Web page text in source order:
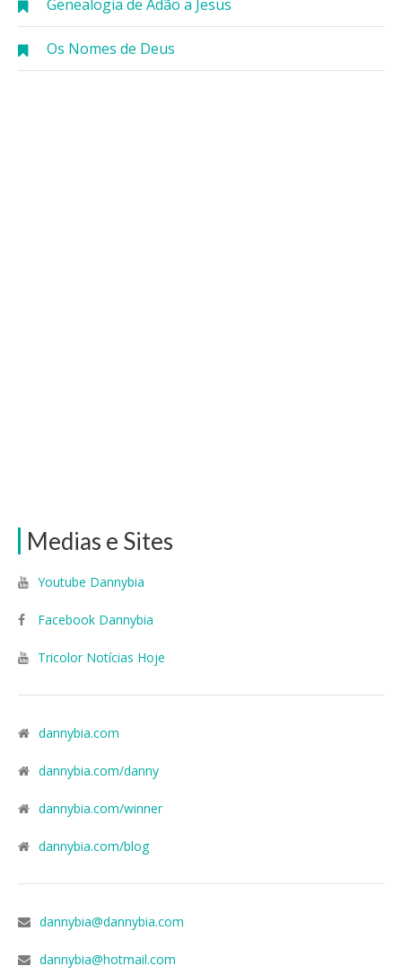
Genealogia de Adão a Jesus
Os Nomes de Deus
Medias e Sites
Youtube Dannybia
Facebook Dannybia
Tricolor Notícias Hoje
dannybia.com
dannybia.com/danny
dannybia.com/winner
dannybia.com/blog
dannybia@dannybia.com
dannybia@hotmail.com